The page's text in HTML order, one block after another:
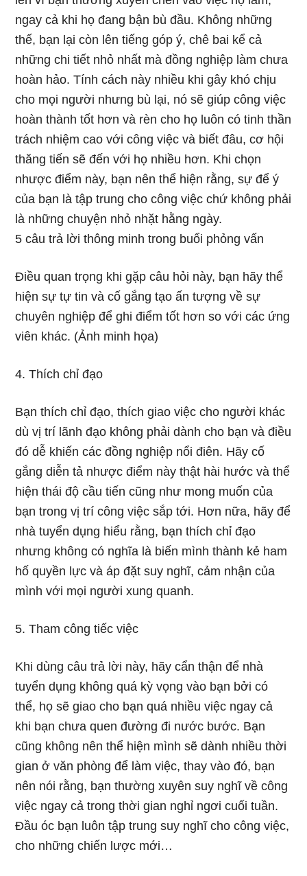
ngay cả khi họ đang bận bù đầu. Không những
thế, bạn lại còn lên tiếng góp ý, chê bai kể cả
những chi tiết nhỏ nhất mà đồng nghiệp làm chưa
hoàn hảo. Tính cách này nhiều khi gây khó chịu
cho mọi người nhưng bù lại, nó sẽ giúp công việc
hoàn thành tốt hơn và rèn cho họ luôn có tinh thần
trách nhiệm cao với công việc và biết đâu, cơ hội
thăng tiến sẽ đến với họ nhiều hơn. Khi chọn
nhược điểm này, bạn nên thể hiện rằng, sự để ý
của bạn là tập trung cho công việc chứ không phải
là những chuyện nhỏ nhặt hằng ngày.
5 câu trả lời thông minh trong buổi phỏng vấn
Điều quan trọng khi gặp câu hỏi này, bạn hãy thể
hiện sự tự tin và cố gắng tạo ấn tượng về sự
chuyên nghiệp để ghi điểm tốt hơn so với các ứng
viên khác. (Ảnh minh họa)
4. Thích chỉ đạo
Bạn thích chỉ đạo, thích giao việc cho người khác
dù vị trí lãnh đạo không phải dành cho bạn và điều
đó dễ khiến các đồng nghiệp nổi điên. Hãy cố
gắng diễn tả nhược điểm này thật hài hước và thể
hiện thái độ cầu tiến cũng như mong muốn của
bạn trong vị trí công việc sắp tới. Hơn nữa, hãy để
nhà tuyển dụng hiểu rằng, bạn thích chỉ đạo
nhưng không có nghĩa là biến mình thành kẻ ham
hố quyền lực và áp đặt suy nghĩ, cảm nhận của
mình với mọi người xung quanh.
5. Tham công tiếc việc
Khi dùng câu trả lời này, hãy cẩn thận để nhà
tuyển dụng không quá kỳ vọng vào bạn bởi có
thể, họ sẽ giao cho bạn quá nhiều việc ngay cả
khi bạn chưa quen đường đi nước bước. Bạn
cũng không nên thể hiện mình sẽ dành nhiều thời
gian ở văn phòng để làm việc, thay vào đó, bạn
nên nói rằng, bạn thường xuyên suy nghĩ về công
việc ngay cả trong thời gian nghỉ ngơi cuối tuần.
Đầu óc bạn luôn tập trung suy nghĩ cho công việc,
cho những chiến lược mới…